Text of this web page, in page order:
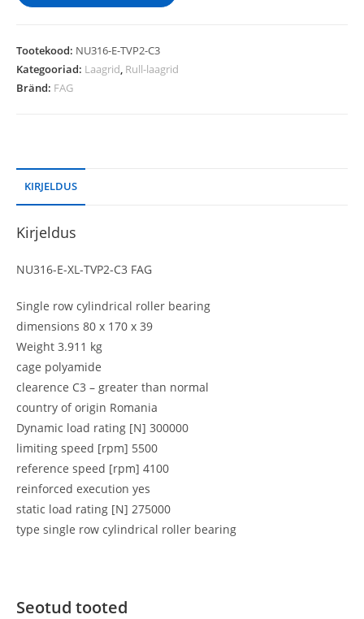
Tootekood: NU316-E-TVP2-C3
Kategooriad: Laagrid Rull-laagrid
Bränd: FAG
KIRJELDUS
Kirjeldus
NU316-E-XL-TVP2-C3 FAG
Single row cylindrical roller bearing
dimensions 80 x 170 x 39
Weight 3.911 kg
cage polyamide
clearence C3 – greater than normal
country of origin Romania
Dynamic load rating [N] 300000
limiting speed [rpm] 5500
reference speed [rpm] 4100
reinforced execution yes
static load rating [N] 275000
type single row cylindrical roller bearing
Seotud tooted